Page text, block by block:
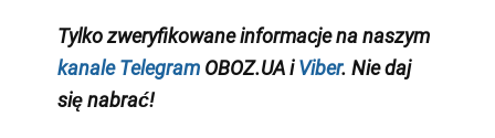
Tylko zweryfikowane informacje na naszym
kanale TelegramOBOZ.UA iViber. Nie daj
się nabrać!